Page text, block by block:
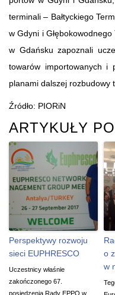
terminali – Bałtyckiego
w Gdyni i
w Gdańsku zapoznali
towarów importowanych i
planami dalszej rozbudowy
Źródło: PIORiN
ARTYKUŁY
Perspektywy rozwoju
sieci EUPHRESCO
Uczestnicy właśnie
zakończonego 67.
posiedzenia Rady EPPO w
o
w